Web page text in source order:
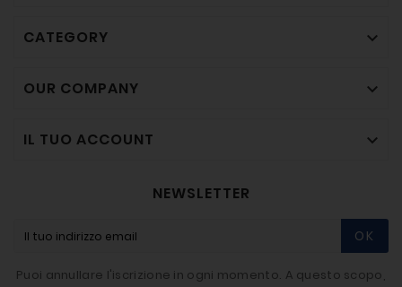
CATEGORY 
OUR COMPANY 
IL TUO ACCOUNT 
NEWSLETTER
OK
Puoi annullare l'iscrizione in ogni momento. A questo scopo,